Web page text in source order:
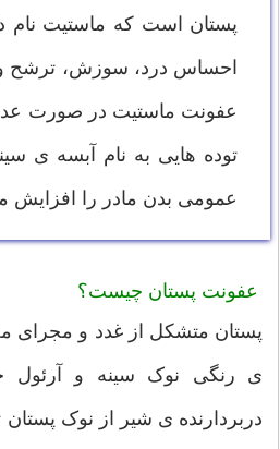
پستان است که ماستیت نام
احساس درد، سوزش، ترشح
عفونت ماستیت در صورت
توده هایی به نام آبسه ی
عمومی بدن مادر را افزایش
عفونت پستان چیست؟
پستان متشکل از غدد و مجرای
ی رنگی نوک سینه و آرئول
دربردارنده ی شیر از نوک